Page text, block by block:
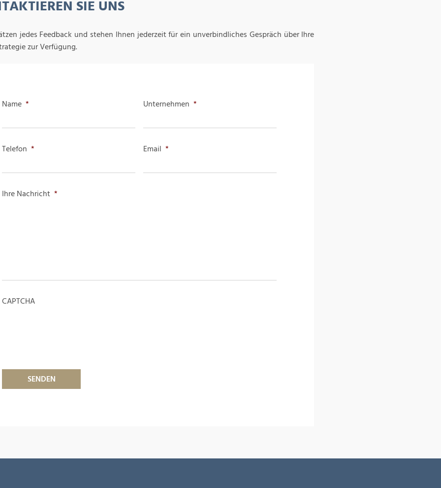
SIE UNS
jedes Feedback und stehen Ihnen jederzeit für ein unverbindliches Gespräch über Ihre
zur Verfügung.
Name * Unternehmen *
Telefon * Email *
Ihre Nachricht *
CAPTCHA